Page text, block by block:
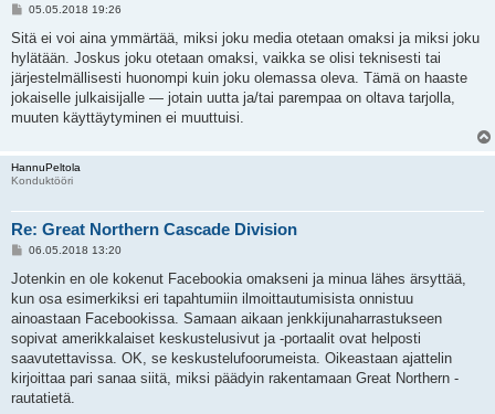
V
e
t
i
05.05.2018 19:26
Sitä ei voi aina ymmärtää, miksi joku media otetaan omaksi ja miksi joku
hylätään. Joskus joku otetaan omaksi, vaikka se olisi teknisesti tai
järjestelmällisesti huonompi kuin joku olemassa oleva. Tämä on haaste
jokaiselle julkaisijalle — jotain uutta ja/tai parempaa on oltava tarjolla,
muuten käyttäytyminen ei muuttuisi.
HannuPeltola
Konduktööri
Re: Great Northern Cascade Division
V
e
t
i
06.05.2018 13:20
Jotenkin en ole kokenut Facebookia omakseni ja minua lähes ärsyttää,
kun osa esimerkiksi eri tapahtumiin ilmoittautumisista onnistuu
ainoastaan Facebookissa. Samaan aikaan jenkkijunaharrastukseen
sopivat amerikkalaiset keskustelusivut ja -portaalit ovat helposti
saavutettavissa. OK, se keskustelufoorumeista. Oikeastaan ajattelin
kirjoittaa pari sanaa siitä, miksi päädyin rakentamaan Great Northern -
rautatietä.